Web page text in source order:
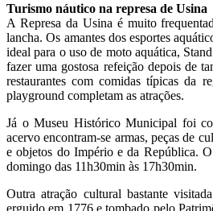
Turismo náutico na represa de Usina
A Represa da Usina é muito
lancha. Os amantes dos esportes
ideal para o uso de moto aquática,
fazer uma gostosa refeição depois de
restaurantes com comidas típicas da
playground completam as atrações.
Já o Museu Histórico Municipal foi
acervo encontram-se armas, peças de
e objetos do Império e da República.
domingo das 11h30min às 17h30min.
Outra atração cultural bastante
erguido em 1776 e tombado pelo